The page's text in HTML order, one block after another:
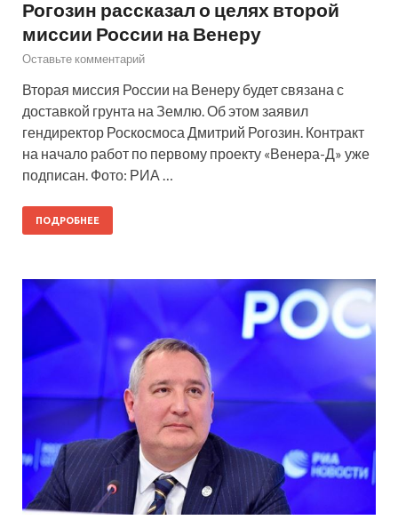
Рогозин рассказал о целях второй
миссии России на Венеру
Оставьте комментарий
Вторая миссия России на Венеру будет связана с
доставкой грунта на Землю. Об этом заявил
гендиректор Роскосмоса Дмитрий Рогозин. Контракт
на начало работ по первому проекту «Венера-Д» уже
подписан. Фото: РИА …
ПОДРОБНЕЕ